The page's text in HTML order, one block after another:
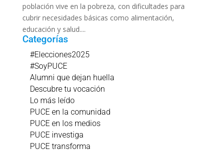
población vive en la pobreza, con dificultades para
cubrir necesidades básicas como alimentación,
educación y salud....
Categorías
#Elecciones2025
#SoyPUCE
Alumni que dejan huella
Descubre tu vocación
Lo más leído
PUCE en la comunidad
PUCE en los medios
PUCE investiga
PUCE transforma